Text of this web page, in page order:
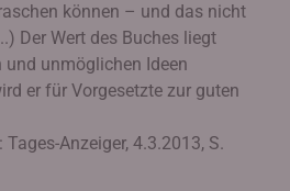
können – und das nicht
Der Wert des Buches liegt
unmöglichen Ideen
er für Vorgesetzte zur guten
Anzeiger, 4.3.2013, S.